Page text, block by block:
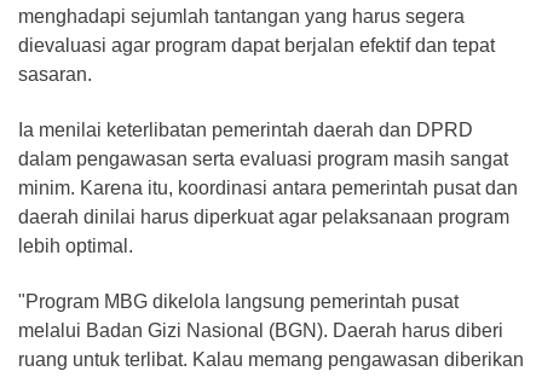
menghadapi sejumlah tantangan yang harus segera
dievaluasi agar program dapat berjalan efektif dan tepat
sasaran.
Ia menilai keterlibatan pemerintah daerah dan DPRD
dalam pengawasan serta evaluasi program masih sangat
minim. Karena itu, koordinasi antara pemerintah pusat dan
daerah dinilai harus diperkuat agar pelaksanaan program
lebih optimal.
"Program MBG dikelola langsung pemerintah pusat
melalui Badan Gizi Nasional (BGN). Daerah harus diberi
ruang untuk terlibat. Kalau memang pengawasan diberikan